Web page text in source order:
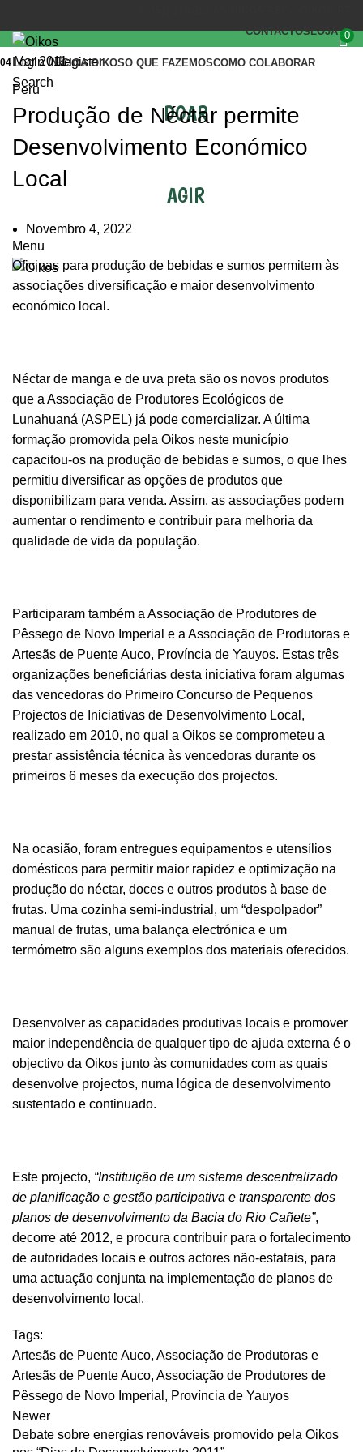
CONTACTOSLOJA 0
Login / Register
Search
INÍCIOA OIKOSO QUE FAZEMOSCOMO COLABORAR
DOAR
AGIR
Menu
Peru
Produção de Néctar permite
Desenvolvimento Económico
Local
Novembro 4, 2022
04 Mar 2011
Oficinas para produção de bebidas e sumos permitem às
associações diversificação e maior desenvolvimento
económico local.
Néctar de manga e de uva preta são os novos produtos
que a Associação de Produtores Ecológicos de
Lunahuaná (ASPEL) já pode comercializar. A última
formação promovida pela Oikos neste município
capacitou-os na produção de bebidas e sumos, o que lhes
permitiu diversificar as opções de produtos que
disponibilizam para venda. Assim, as associações podem
aumentar o rendimento e contribuir para melhoria da
qualidade de vida da população.
Participaram também a Associação de Produtores de
Pêssego de Novo Imperial e a Associação de Produtoras e
Artesãs de Puente Auco, Província de Yauyos. Estas três
organizações beneficiárias desta iniciativa foram algumas
das vencedoras do Primeiro Concurso de Pequenos
Projectos de Iniciativas de Desenvolvimento Local,
realizado em 2010, no qual a Oikos se comprometeu a
prestar assistência técnica às vencedoras durante os
primeiros 6 meses da execução dos projectos.
Na ocasião, foram entregues equipamentos e utensílios
domésticos para permitir maior rapidez e optimização na
produção do néctar, doces e outros produtos à base de
frutas. Uma cozinha semi-industrial, um “despolpador”
manual de frutas, uma balança electrónica e um
termómetro são alguns exemplos dos materiais oferecidos.
Desenvolver as capacidades produtivas locais e promover
maior independência de qualquer tipo de ajuda externa é o
objectivo da Oikos junto às comunidades com as quais
desenvolve projectos, numa lógica de desenvolvimento
sustentado e continuado.
Este projecto, “Instituição de um sistema descentralizado
de planificação e gestão participativa e transparente dos
planos de desenvolvimento da Bacia do Rio Cañete”,
decorre até 2012, e procura contribuir para o fortalecimento
de autoridades locais e outros actores não-estatais, para
uma actuação conjunta na implementação de planos de
desenvolvimento local.
Tags:
Artesãs de Puente Auco, Associação de Produtoras e
Artesãs de Puente Auco, Associação de Produtores de
Pêssego de Novo Imperial , Província de Yauyos
Newer
Debate sobre energias renováveis promovido pela Oikos